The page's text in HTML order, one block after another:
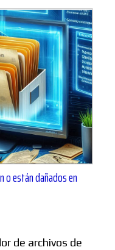
o están dañados en
de archivos de